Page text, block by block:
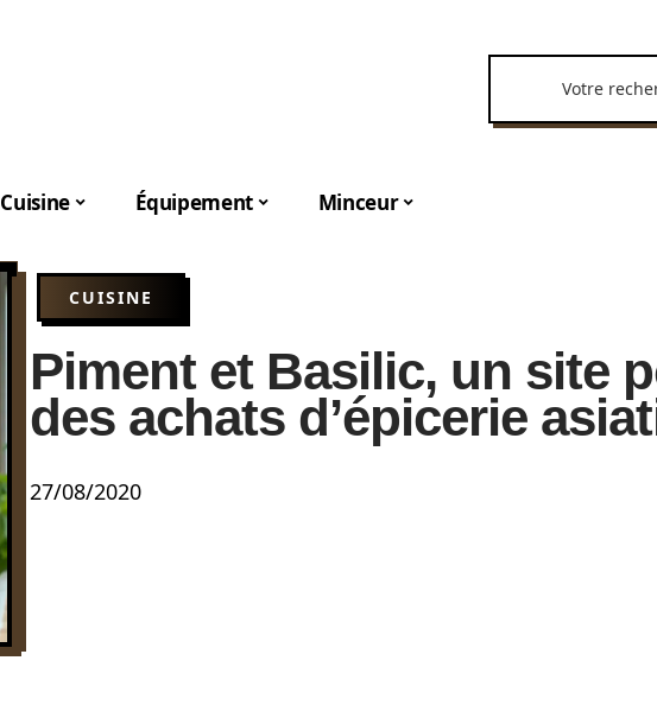
Cuisine Équipement Minceur
CUISINE
Piment et Basilic, un site
des achats d’épicerie
27/08/2020